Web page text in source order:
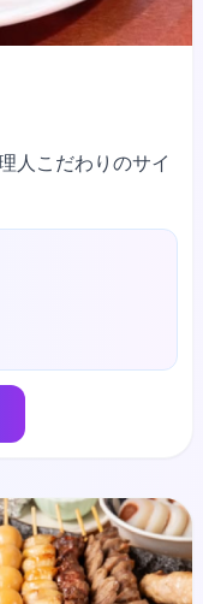
人こだわりのサイ